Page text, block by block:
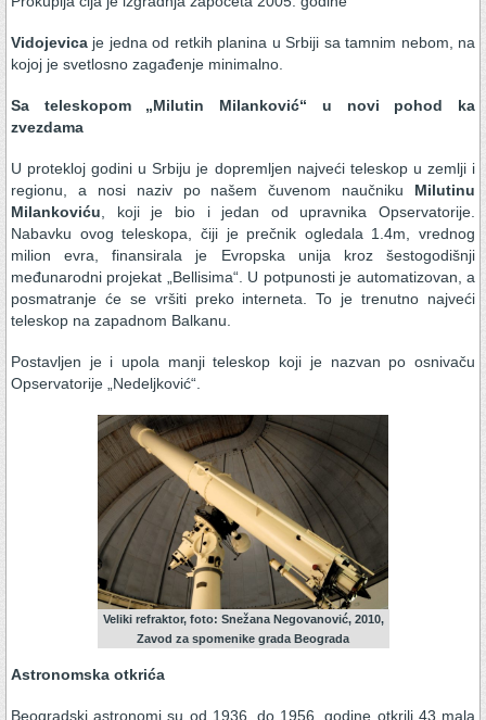
Vidojevica je jedna od retkih planina u Srbiji sa tamnim nebom, na
kojoj je svetlosno zagađenje minimalno.
Sa teleskopom „Milutin Milanković“ u novi pohod ka
zvezdama
U protekloj godini u Srbiju je dopremljen najveći teleskop u zemlji i
regionu, a nosi naziv po našem čuvenom naučniku Milutinu
Milankoviću , koji je bio i jedan od upravnika Opservatorije.
Nabavku ovog teleskopa, čiji je prečnik ogledala 1.4m, vrednog
milion evra, finansirala je Evropska unija kroz šestogodišnji
međunarodni projekat „Bellisima“. U potpunosti je automatizovan, a
posmatranje će se vršiti preko interneta. To je trenutno najveći
teleskop na zapadnom Balkanu.
Postavljen je i upola manji teleskop koji je nazvan po osnivaču
Opservatorije „Nedeljković“.
Veliki refraktor, foto: Snežana Negovanović, 2010,
Zavod za spomenike grada Beograda
Astronomska otkrića
Beogradski astronomi su od 1936. do 1956. godine otkrili 43 mala